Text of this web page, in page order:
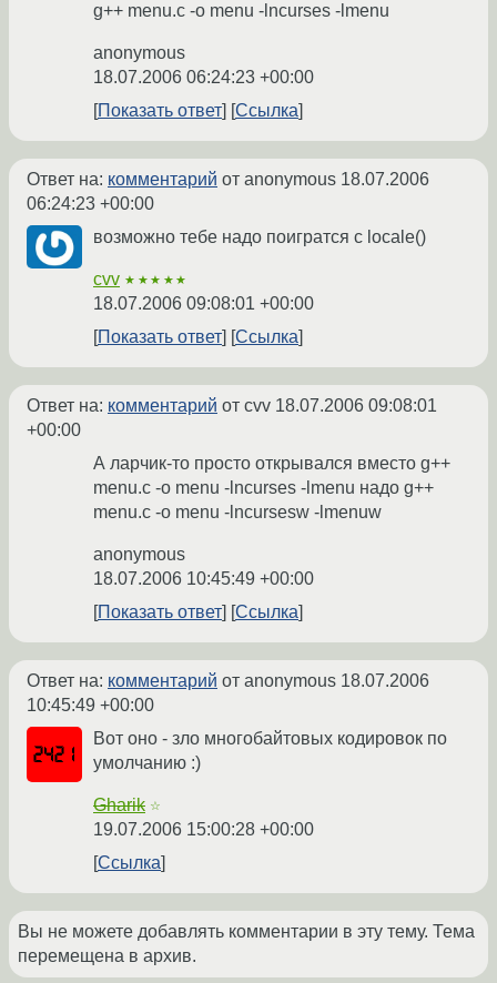
g++ menu.c -o menu -lncurses -lmenu
anonymous
18.07.2006 06:24:23 +00:00
Показать ответ
Ссылка
Ответ на: комментарий от anonymous 18.07.2006
06:24:23 +00:00
возможно тебе надо поигратся с locale()
cvv ★★★★★
18.07.2006 09:08:01 +00:00
Показать ответ
Ссылка
Ответ на: комментарий от cvv 18.07.2006 09:08:01
+00:00
А ларчик-то просто открывался вместо g++
menu.c -o menu -lncurses -lmenu надо g++
menu.c -o menu -lncursesw -lmenuw
anonymous
18.07.2006 10:45:49 +00:00
Показать ответ
Ссылка
Ответ на: комментарий от anonymous 18.07.2006
10:45:49 +00:00
Вот оно - зло многобайтовых кодировок по
умолчанию :)
Gharik ☆
19.07.2006 15:00:28 +00:00
Ссылка
Вы не можете добавлять комментарии в эту тему. Тема
перемещена в архив.